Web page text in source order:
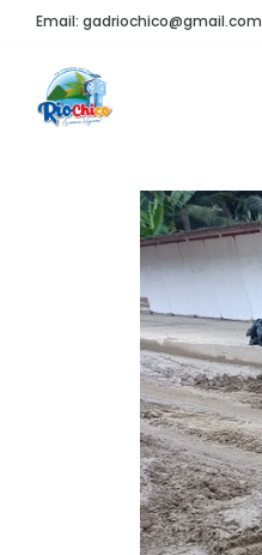
Email: gadriochico@gmail.com